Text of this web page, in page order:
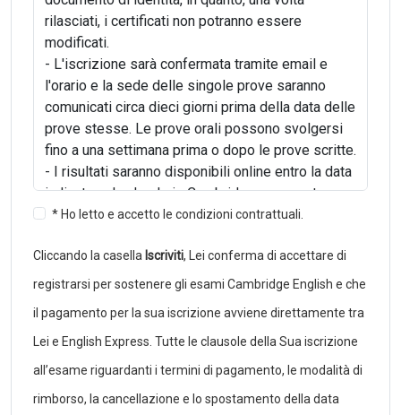
rilasciati, i certificati non potranno essere
modificati.
- L'iscrizione sarà confermata tramite email e
l'orario e la sede delle singole prove saranno
comunicati circa dieci giorni prima della data delle
prove stesse. Le prove orali possono svolgersi
fino a una settimana prima o dopo le prove scritte.
- I risultati saranno disponibili online entro la data
indicata nel calendario Cambridge e non potranno
essere comunicati telefonicamente. I candidati
preparazione non potranno richiedere al
Cambridge English Examination Centre i risultati
scuola o centro di riferimento.
- I certificati verranno rilasciati circa un mese
dopo i risultati e devono essere ritirati dal
- I candidati che non si presenteranno nel luogo e
* Ho letto e accetto le condizioni contrattuali.
Cliccando la casella Iscriviti, Lei conferma di accettare di
registrarsi per sostenere gli esami Cambridge English e che
il pagamento per la sua iscrizione avviene direttamente tra
Lei e English Express. Tutte le clausole della Sua iscrizione
all’esame riguardanti i termini di pagamento, le modalità di
rimborso, la cancellazione e lo spostamento della data